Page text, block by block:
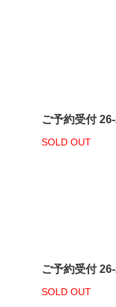
ご予約受付
SOLD OUT
ご予約受付
SOLD OUT